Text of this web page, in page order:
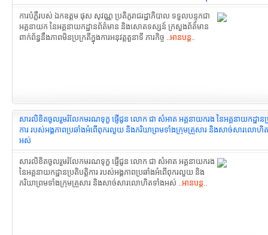
ការបំភ្លឺរបស់ ឯកឧត្តម ផុស សុវណ្ណ ប្រតិភូរាជរដ្ឋាភិបាល ទទួលបន្ទុកជា
អគ្គនាយក នៃអគ្គនាយកដ្ឋានព័ត៌មាន និងសោតទស្សន៍ ក្រសួងព័ត៌មាន
ពាក់ព័ន្ធនឹងភាពមិនប្រក្រតី​ក្នុងការអនុវត្តតួនាទី ភារកិច្ច ..អានបន្ត..
សារលិខិតចូលរួមរំលែកមរណទុក្ខ ផ្ញើជូន លោក ជា សំអាត អគ្គនាយករង នៃអគ្គនាយកដ្ឋានប្
ការ របស់អង្គភាពប្រឆាំងអំពើពុករលួយ និងភរិយាព្រមទាំងក្រុមគ្រួសារ និងសាច់សារលោហិ
អស់
សារលិខិតចូលរួមរំលែកមរណទុក្ខ ផ្ញើជូន លោក ជា សំអាត អគ្គនាយករង
នៃអគ្គនាយកដ្ឋានប្រតិបត្តិការ របស់អង្គភាពប្រឆាំងអំពើពុករលួយ និង
ភរិយាព្រមទាំងក្រុមគ្រួសារ និងសាច់សារលោហិតទាំងអស់ ..អានបន្ត..